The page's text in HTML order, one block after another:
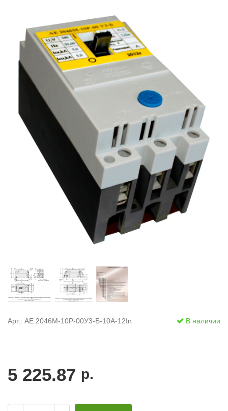
диэлектрические
Стремянки с
Стремянки с
опорой
Ширмы
РЗА (шторы)
Штендеры
Щиты
Арт.: АЕ 2046М-10Р-00У3-Б-10А-12In В наличии
5 225.87 р.